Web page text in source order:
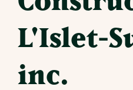
L'Islet-
inc.